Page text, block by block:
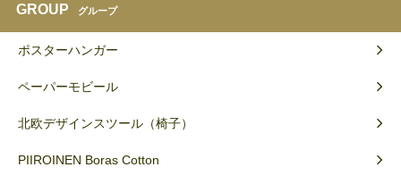
GROUP グループ
ポスターハンガー
ペーパーモビール
北欧デザインスツール（椅子）
PIIROINEN Boras Cotton